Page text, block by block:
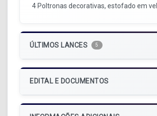
4 Poltronas decorativas, estofado em
ÚLTIMOS LANCES 5
EDITAL E DOCUMENTOS